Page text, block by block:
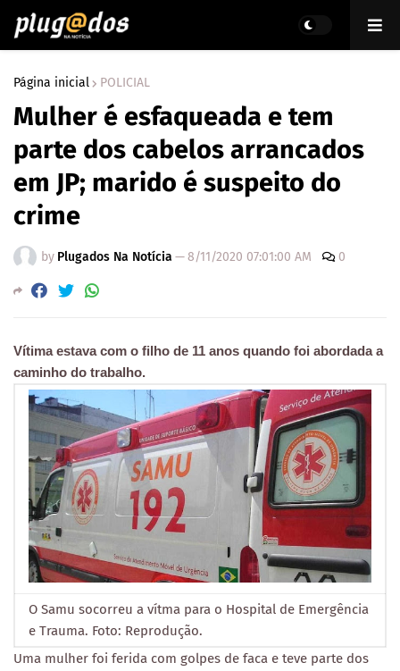
Página inicial POLICIAL
Mulher é esfaqueada e tem
parte dos cabelos arrancados
em JP; marido é suspeito do
crime
by Plugados Na Notícia —8/11/2020 07:01:00 AM 0
Vítima estava com o filho de 11 anos quando foi abordada a
caminho do trabalho.
O Samu socorreu a vítma para o Hospital de Emergência
e Trauma. Foto: Reprodução.
Uma mulher foi ferida com golpes de faca e teve parte dos